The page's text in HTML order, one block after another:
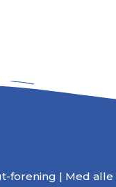
forening | Med